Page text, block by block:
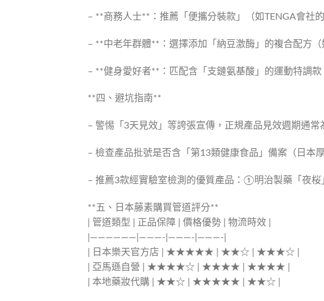
– **商務人士**：推薦「便攜分裝款」（如TENGA會社
– **中老年群體**：選擇添加「納豆激酶」的複合配方
– **健身愛好者**：匹配含「支鏈氨基酸」的運動特調
**四、避坑指南**
– 警惕「3天見效」等誇張宣傳，正規產品見效週期通
– 檢查產品批號是否含「第13類健康食品」備案（日本
– 推薦3款經實驗室檢測的優質產品：①明治製藥「夜
**五、日本藤素購買管道評分**
| 管道類型 | 正品保障 | 價格優勢 | 物流時效 |
|——————|———-|———-|———-|
| 日本樂天官方店 | ★★★★★ | ★★☆ | ★★★☆ |
| 亞馬遜自營 | ★★★★☆ | ★★★★ | ★★★★ |
| 本地藥妝代購 | ★★☆ | ★★★★★ | ★★☆ |